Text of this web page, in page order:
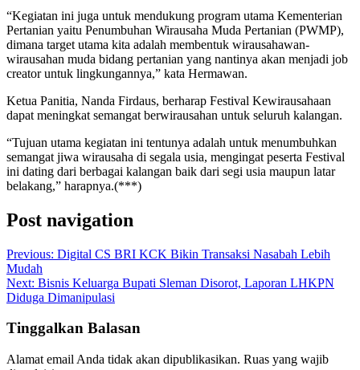
“Kegiatan ini juga untuk mendukung program utama Kementerian
Pertanian yaitu Penumbuhan Wirausaha Muda Pertanian (PWMP),
dimana target utama kita adalah membentuk wirausahawan-
wirausahan muda bidang pertanian yang nantinya akan menjadi job
creator untuk lingkungannya,” kata Hermawan.
Ketua Panitia, Nanda Firdaus, berharap Festival Kewirausahaan
dapat meningkat semangat berwirausahan untuk seluruh kalangan.
“Tujuan utama kegiatan ini tentunya adalah untuk menumbuhkan
semangat jiwa wirausaha di segala usia, mengingat peserta Festival
ini dating dari berbagai kalangan baik dari segi usia maupun latar
belakang,” harapnya.(***)
Post navigation
Previous: Digital CS BRI KCK Bikin Transaksi Nasabah Lebih
Mudah
Next: Bisnis Keluarga Bupati Sleman Disorot, Laporan LHKPN
Diduga Dimanipulasi
Tinggalkan Balasan
Alamat email Anda tidak akan dipublikasikan. Ruas yang wajib